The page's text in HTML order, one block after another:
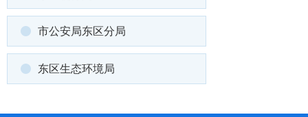
市公安局东区分局
东区生态环境局